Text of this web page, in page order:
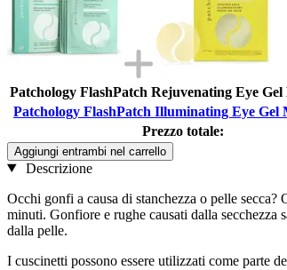
Patchology FlashPatch Rejuvenating Eye Gel
Patchology FlashPatch Illuminating Eye Gel
Prezzo totale:
Aggiungi entrambi nel carrello
Descrizione
Occhi gonfi a causa di stanchezza o pelle
minuti. Gonfiore e rughe causati dalla
dalla pelle.
I cuscinetti possono essere utilizzati come parte